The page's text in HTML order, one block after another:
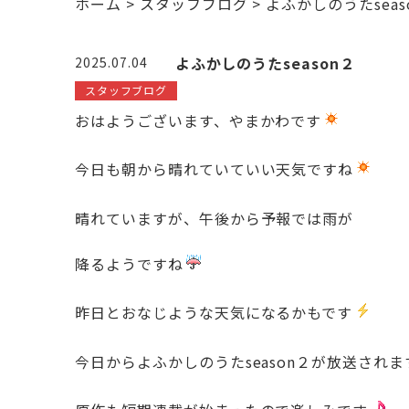
2025.07.04 よふかしのうたseason２
スタッフブログ
おはようございます、やまかわです
今日も朝から晴れていていい天気ですね
晴れていますが、午後から予報では雨が
降るようですね
昨日とおなじような天気になるかもです
今日からよふかしのうたseason２が放送されま